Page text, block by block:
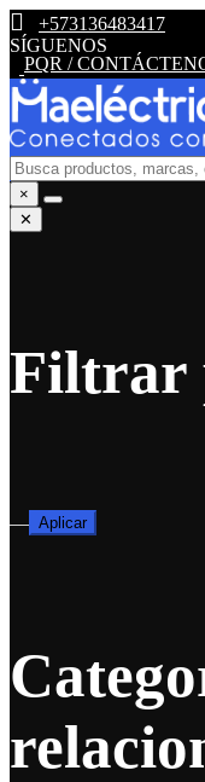
+573136483417
SÍGUENOS
PQR /
×
✕
Filtrar
— Aplicar